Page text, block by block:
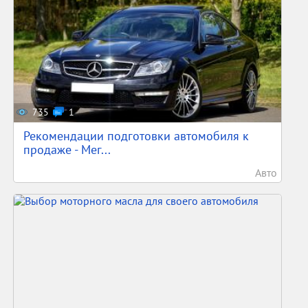
735 1
Рекомендации подготовки автомобиля к
продаже - Мег...
Авто